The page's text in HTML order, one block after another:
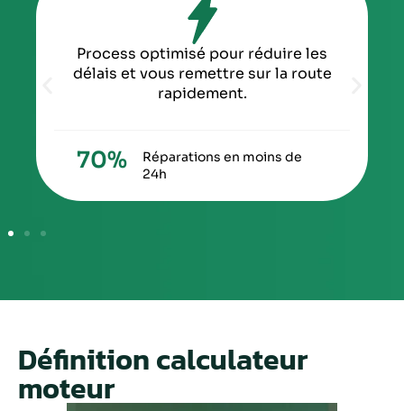
Process optimisé pour réduire les
délais et vous remettre sur la route
rapidement.
Réparations en moins de
24h
70%
Définition calculateur
moteur